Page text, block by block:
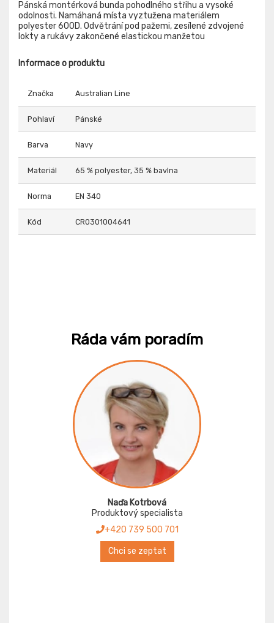
Pánská montérková bunda pohodlného střihu a vysoké
odolnosti. Namáhaná místa vyztužena materiálem
polyester 600D. Odvětrání pod pažemi, zesílené zdvojené
lokty a rukávy zakončené elastickou manžetou
Informace o produktu
Značka Australian Line
Pohlaví Pánské
Barva Navy
Materiál 65 % polyester, 35 % bavlna
Norma EN 340
Kód CR0301004641
Ráda vám poradím
Naďa Kotrbová
Produktový specialista
+420 739 500 701
Chci se zeptat